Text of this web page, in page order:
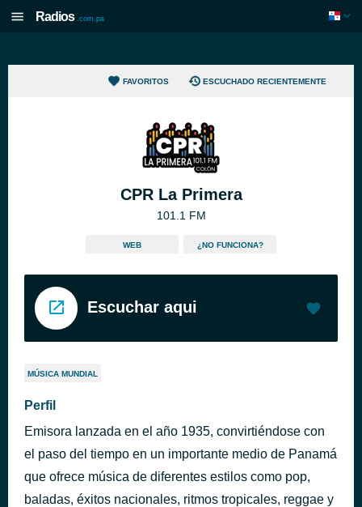
Radios .com.pa
FAVORITOS ESCUCHADO RECIENTEMENTE
CPR La Primera
101.1 FM
WEB ¿NO FUNCIONA?
Escuchar aqui
MÚSICA MUNDIAL
Perfil
Emisora lanzada en el año 1935, convirtiéndose con
el paso del tiempo en un importante medio de Panamá
que ofrece música de diferentes estilos como pop,
baladas, éxitos nacionales, ritmos tropicales, reggae y